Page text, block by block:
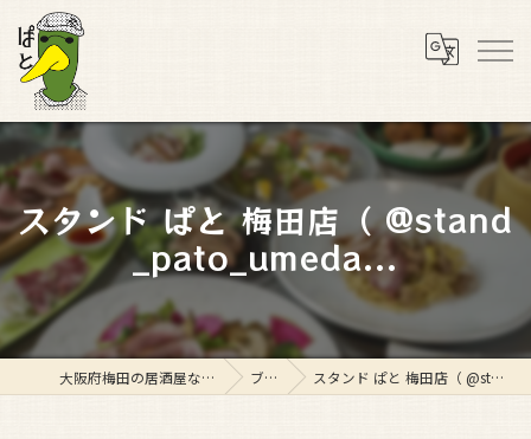
スタンド ぱと 梅田店（ @stand
_pato_umeda...
大阪府梅田の居酒屋ならスタンド ぱと ブログ スタンド ぱと 梅田店（ @stand_pato_umeda...